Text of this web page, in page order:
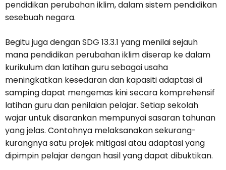
pendidikan perubahan iklim, dalam sistem pendidikan
sesebuah negara.
Begitu juga dengan SDG 13.3.1 yang menilai sejauh
mana pendidikan perubahan iklim diserap ke dalam
kurikulum dan latihan guru sebagai usaha
meningkatkan kesedaran dan kapasiti adaptasi di
samping dapat mengemas kini secara komprehensif
latihan guru dan penilaian pelajar. Setiap sekolah
wajar untuk disarankan mempunyai sasaran tahunan
yang jelas. Contohnya melaksanakan sekurang-
kurangnya satu projek mitigasi atau adaptasi yang
dipimpin pelajar dengan hasil yang dapat dibuktikan.